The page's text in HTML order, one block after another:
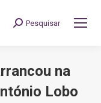
Search:
Pesquisar
na
Lobo